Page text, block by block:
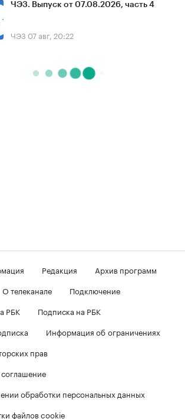
ЧЭЗ. Выпуск от 07.08.2026, часть 4
ЧЭЗ 07 авг, 20:22
Редакция
Архив программ
О телеканале
Подключение
РБК
Подписка на РБК
Информация об ограничениях
прав
соглашение
обработки персональных данных
файлов cookie